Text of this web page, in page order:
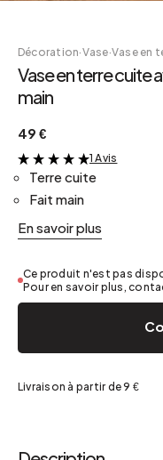
Décoration·Vase·Vase en
Vase en terre cuite
main
49 €
&
1 Avis
Terre cuite
Fait main
En savoir plus
Ce produit n'est pas
Pour en savoir plus,
Livraison à partir de 9 €